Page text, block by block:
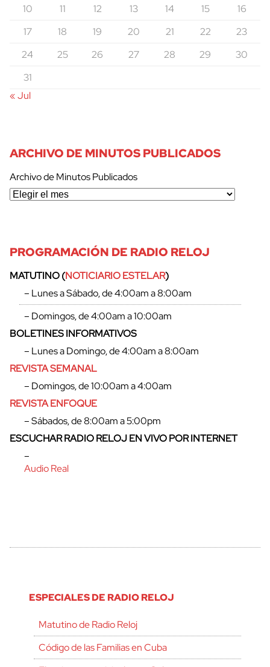
10 11 12 13 14 15
16
17
18 19 20 21 22
23
24
25 26 27 28 29
30
31
« Jul
ARCHIVO DE MINUTOS PUBLICADOS
Archivo de Minutos Publicados
PROGRAMACIÓN DE RADIO RELOJ
MATUTINO (NOTICIARIO ESTELAR)
– Lunes a Sábado, de 4:00am a 8:00am
– Domingos, de 4:00am a 10:00am
BOLETINES INFORMATIVOS
– Lunes a Domingo, de 4:00am a 8:00am
REVISTA SEMANAL
– Domingos, de 10:00am a 4:00am
REVISTA ENFOQUE
– Sábados, de 8:00am a 5:00pm
ESCUCHAR RADIO RELOJ EN VIVO POR INTERNET
–
Audio Real
ESPECIALES DE RADIO RELOJ
Matutino de Radio Reloj
Código de las Familias en Cuba